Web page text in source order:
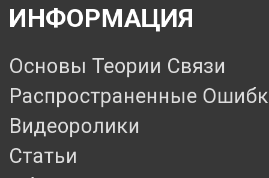
ИНФОРМАЦИЯ
Основы Теории Связи
Распространенные
Видеоролики
Статьи